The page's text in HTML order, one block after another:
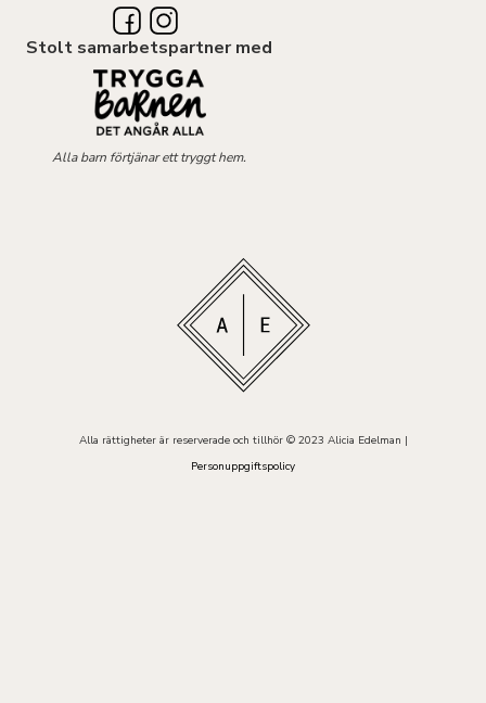
Stolt samarbetspartner med
Alla barn förtjänar ett tryggt hem.
Alla rättigheter är reserverade och tillhör © 2023 Alicia Edelman |
Personuppgiftspolicy